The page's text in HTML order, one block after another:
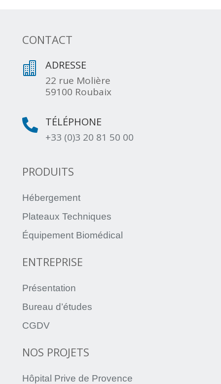
CONTACT
 ADRESSE
22 rue Molière
59100 Roubaix
 TÉLÉPHONE
+33 (0)3 20 81 50 00
PRODUITS
Hébergement
Plateaux Techniques
Équipement Biomédical
ENTREPRISE
Présentation
Bureau d’études
CGDV
NOS PROJETS
Hôpital Prive de Provence